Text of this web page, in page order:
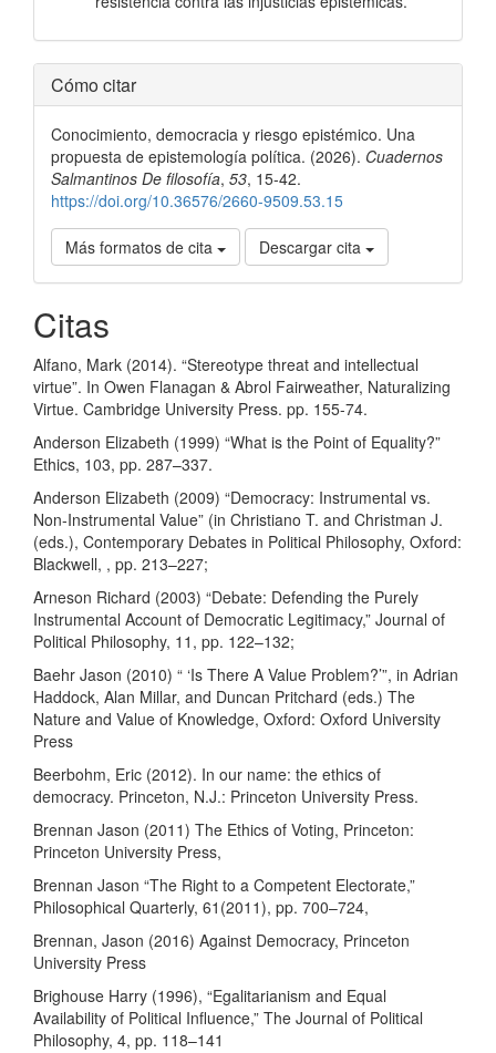
Detalles
del
artículo
Cómo citar
Conocimiento, democracia y riesgo epistémico. Una
propuesta de epistemología política. (2026). Cuadernos
Salmantinos De filosofía, 53, 15-42.
https://doi.org/10.36576/2660-9509.53.15
Más formatos de cita Descargar cita
Citas
Alfano, Mark (2014). “Stereotype threat and intellectual
virtue”. In Owen Flanagan & Abrol Fairweather, Naturalizing
Virtue. Cambridge University Press. pp. 155-74.
Anderson Elizabeth (1999) “What is the Point of Equality?”
Ethics, 103, pp. 287–337.
Anderson Elizabeth (2009) “Democracy: Instrumental vs.
Non‐Instrumental Value” (in Christiano T. and Christman J.
(eds.), Contemporary Debates in Political Philosophy, Oxford:
Blackwell, , pp. 213–227;
Arneson Richard (2003) “Debate: Defending the Purely
Instrumental Account of Democratic Legitimacy,” Journal of
Political Philosophy, 11, pp. 122–132;
Baehr Jason (2010) “ ‘Is There A Value Problem?’”, in Adrian
Haddock, Alan Millar, and Duncan Pritchard (eds.) The
Nature and Value of Knowledge, Oxford: Oxford University
Press
Beerbohm, Eric (2012). In our name: the ethics of
democracy. Princeton, N.J.: Princeton University Press.
Brennan Jason (2011) The Ethics of Voting, Princeton:
Princeton University Press,
Brennan Jason “The Right to a Competent Electorate,”
Philosophical Quarterly, 61(2011), pp. 700–724,
Brennan, Jason (2016) Against Democracy, Princeton
University Press
Brighouse Harry (1996), “Egalitarianism and Equal
Availability of Political Influence,” The Journal of Political
Philosophy, 4, pp. 118–141